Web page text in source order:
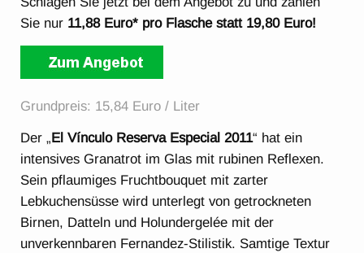
Sie nur 11,88 Euro* pro Flasche statt 19,80 Euro!
Grundpreis: 15,84 Euro / Liter
Der „ El Vínculo Reserva Especial 2011“ hat ein
intensives Granatrot im Glas mit rubinen Reflexen.
Sein pflaumiges Fruchtbouquet mit zarter
Lebkuchensüsse wird unterlegt von getrockneten
Birnen, Datteln und Holundergelée mit der
unverkennbaren Fernandez-Stilistik. Samtige Textur